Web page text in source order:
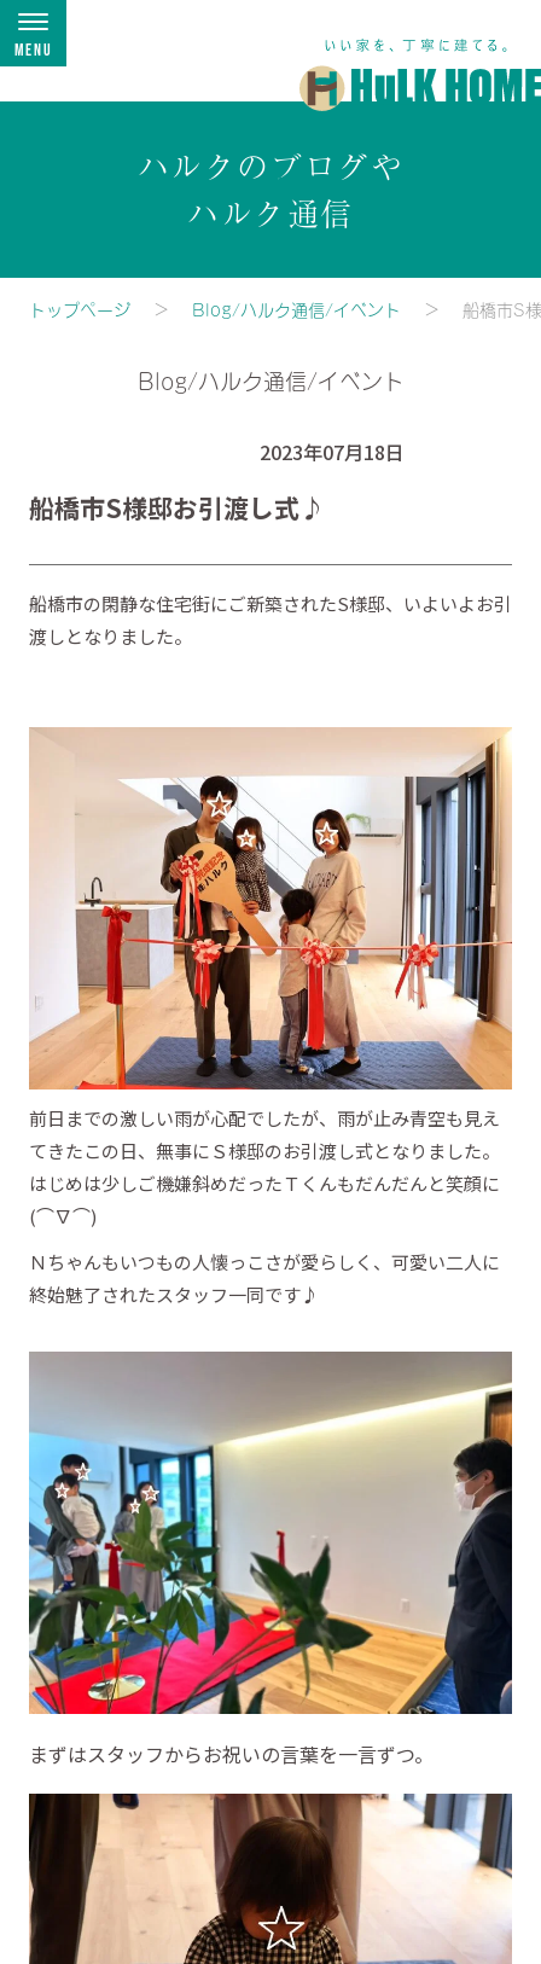
Menu
ハルクのブログや
ハルク通信
トップページ Blog/ハルク通信/イベント 船橋市S
Blog/ハルク通信/イベント
2023年07月18日
船橋市S様邸お引渡し式♪
船橋市の閑静な住宅街にご新築されたS様邸、いよいよお引
渡しとなりました。
前日までの激しい雨が心配でしたが、雨が止み青空も見え
てきたこの日、無事にＳ様邸のお引渡し式となりました。
はじめは少しご機嫌斜めだったＴくんもだんだんと笑顔に
(⌒∇⌒)
Ｎちゃんもいつもの人懐っこさが愛らしく、可愛い二人に
終始魅了されたスタッフ一同です♪
まずはスタッフからお祝いの言葉を一言ずつ。